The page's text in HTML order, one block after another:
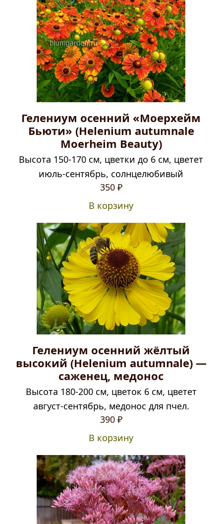
Гелениум осенний «Моерхейм
Бьюти» (Helenium autumnale
Moerheim Beauty)
Высота 150-170 см, цветки до 6 см, цветет
июль-сентябрь, солнцелюбивый
350 ₽
В корзину
Гелениум осенний жёлтый
высокий (Helenium autumnale) —
саженец, медонос
Высота 180-200 см, цветок 6 см, цветет
август-сентябрь, медонос для пчел.
390 ₽
В корзину